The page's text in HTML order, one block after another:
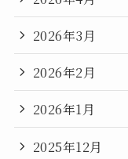
2026年3月
2026年2月
2026年1月
2025年12月